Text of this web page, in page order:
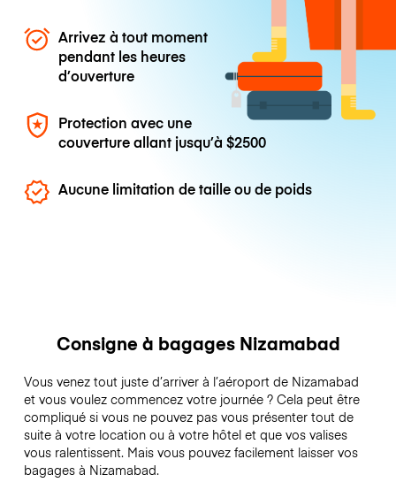
Arrivez à tout moment
pendant les heures
d’ouverture
Protection avec une
couverture allant jusqu’à$2500
Aucune limitation de taille ou de poids
Consigne à bagages Nizamabad
Vous venez tout juste d’arriver à l’aéroport de Nizamabad
et vous voulez commencez votre journée ? Cela peut être
compliqué si vous ne pouvez pas vous présenter tout de
suite à votre location ou à votre hôtel et que vos valises
vous ralentissent. Mais vous pouvez facilement laisser vos
bagages à Nizamabad.